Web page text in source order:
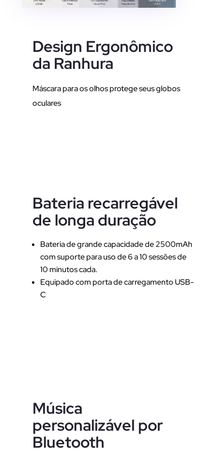
Design Ergonômico
da Ranhura
Máscara para os olhos protege seus globos
oculares
Bateria recarregável
de longa duração
Bateria de grande capacidade de 2500mAh
com suporte para uso de 6 a 10 sessões de
10 minutos cada.
Equipado com porta de carregamento USB-
C
Música
personalizável por
Bluetooth